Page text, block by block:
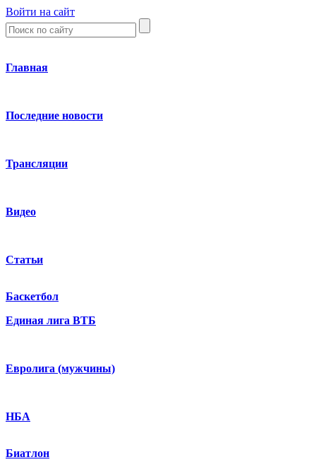
Войти на сайт
Главная
Последние новости
Трансляции
Видео
Статьи
Баскетбол
Единая лига ВТБ
Евролига (мужчины)
НБА
Биатлон